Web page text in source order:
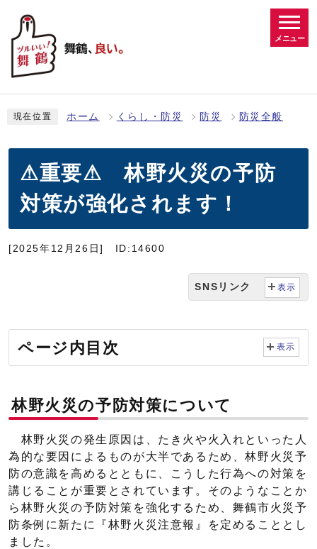
メニュー
現在位置 ホーム くらし・防災 防災 防災全般
⚠重要⚠ 林野火災の予防
対策が強化されます！
[2025年12月26日] ID:14600
SNSリンク 表示
ページ内目次 表示
林野火災の予防対策について
林野火災の発生原因は、たき火や火入れといった人
為的な要因によるものが大半であるため、林野火災予
防の意識を高めるとともに、こうした行為への対策を
講じることが重要とされています。そのようなことか
ら林野火災の予防対策を強化するため、舞鶴市火災予
防条例に新たに『林野火災注意報』を定めることとし
ました。